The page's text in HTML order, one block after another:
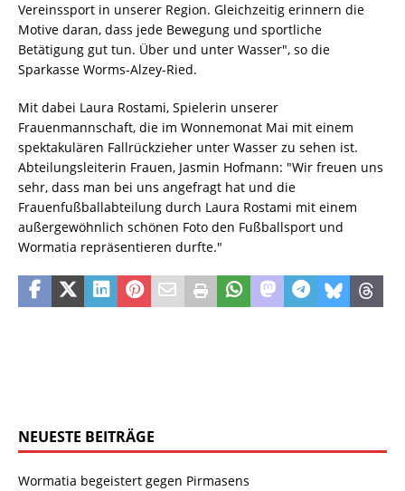
Vereinssport in unserer Region. Gleichzeitig erinnern die
Motive daran, dass jede Bewegung und sportliche
Betätigung gut tun. Über und unter Wasser", so die
Sparkasse Worms-Alzey-Ried.
Mit dabei Laura Rostami, Spielerin unserer
Frauenmannschaft, die im Wonnemonat Mai mit einem
spektakulären Fallrückzieher unter Wasser zu sehen ist.
Abteilungsleiterin Frauen, Jasmin Hofmann: "Wir freuen uns
sehr, dass man bei uns angefragt hat und die
Frauenfußballabteilung durch Laura Rostami mit einem
außergewöhnlich schönen Foto den Fußballsport und
Wormatia repräsentieren durfte."
NEUESTE BEITRÄGE
Wormatia begeistert gegen Pirmasens